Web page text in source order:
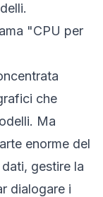
"CPU per
che
Ma
enorme del
gestire la
dialogare i